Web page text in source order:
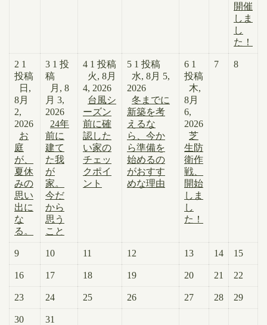
開催
しま
し
た！
2 1
投稿
日,
8月
2,
2026
お
庭
が、
夏休
みの
思い
出に
な
る。
3 1 投
稿
月, 8
月 3,
2026
24年
前に
建て
た我
が
家。
今だ
から
思う
こと
4 1 投稿
火, 8月
4, 2026
台風シ
ーズン
前に確
認した
い家の
チェッ
クポイ
ント
5 1 投稿
水, 8月 5,
2026
冬までに
新築を考
えるな
ら、今か
ら準備を
始めるの
がおすす
めな理由
6 1
投稿
木,
8月
6,
2026
芝
生防
衛作
戦、
開始
しま
し
た！
7 8
9 10 11 12 13 14 15
16 17 18 19 20 21 22
23 24 25 26 27 28 29
30 31